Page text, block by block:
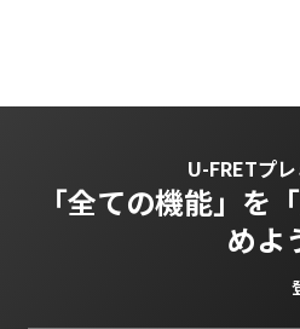
U-FRETプ
「全ての機能」を
めよ